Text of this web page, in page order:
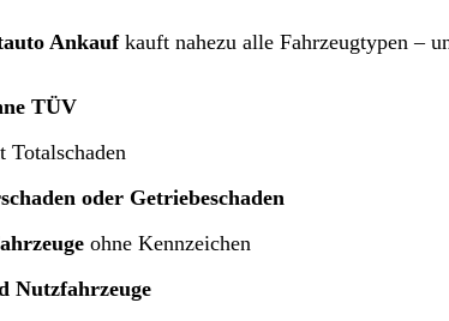
Ankaufkauft nahezu alle Fahrzeugtypen –
TÜV
Totalschaden
oder Getriebeschaden
ohne Kennzeichen
Nutzfahrzeuge